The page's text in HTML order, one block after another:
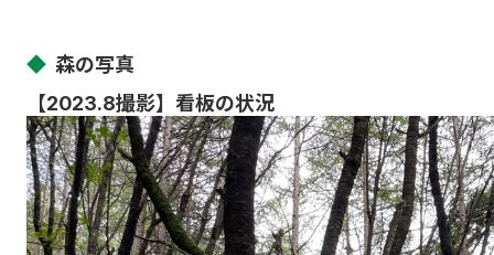
◆ 森の写真
【2023.8撮影】看板の状況